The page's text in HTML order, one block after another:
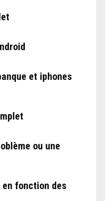
et iphones
ou une
en fonction des